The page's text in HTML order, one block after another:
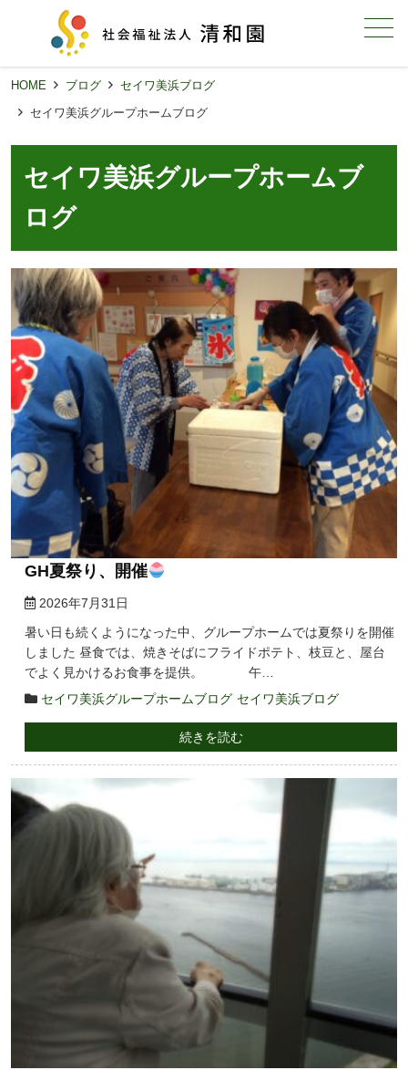
メニュー
HOME ブログ
セイワ美浜ブログ
セイワ美浜グループホームブログ
セイワ美浜グループホームブ
ログ
GH夏祭り、開催
2026年7月31日
暑い日も続くようになった中、グループホームでは夏祭りを開催
しました 昼食では、焼きそばにフライドポテト、枝豆と、屋台
でよく見かけるお食事を提供。 午…
セイワ美浜グループホームブログ セイワ美浜ブログ
続きを読む